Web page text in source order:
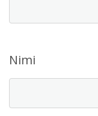
Nimi